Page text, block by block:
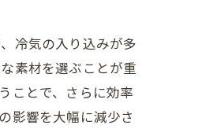
冷気の入り込みが多
素材を選ぶことが重
ことで、さらに効率
影響を大幅に減少さ